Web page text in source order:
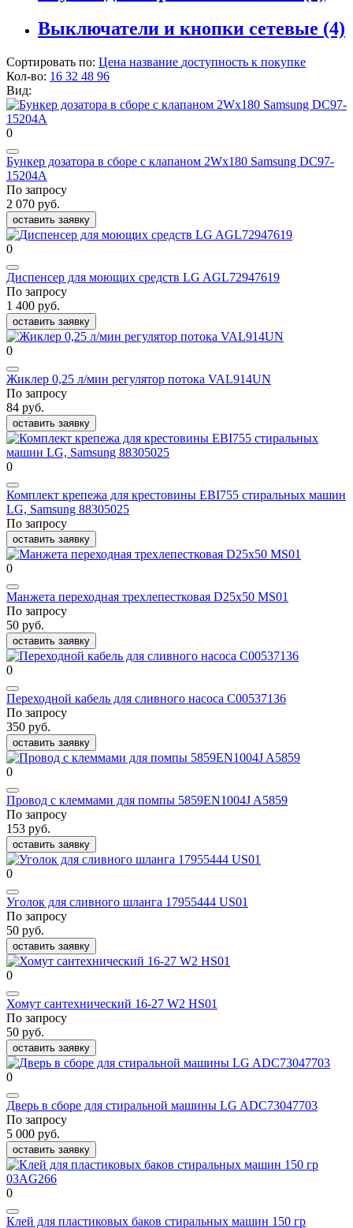
Выключатели и кнопки сетевые (4)
Сортировать по: Цена название доступность к покупке
Кол-во: 16 32 48 96
Вид:
0
Бункер дозатора в сборе с клапаном 2Wx180 Samsung DC97-
15204A
По запросу
2 070 руб.
оставить заявку
0
Диспенсер для моющих средств LG AGL72947619
По запросу
1 400 руб.
оставить заявку
0
Жиклер 0,25 л/мин регулятор потока VAL914UN
По запросу
84 руб.
оставить заявку
0
Комплект крепежа для крестовины EBI755 стиральных машин
LG, Samsung 88305025
По запросу
оставить заявку
0
Манжета переходная трехлепестковая D25х50 MS01
По запросу
50 руб.
оставить заявку
0
Переходной кабель для сливного насоса C00537136
По запросу
350 руб.
оставить заявку
0
Провод с клеммами для помпы 5859EN1004J A5859
По запросу
153 руб.
оставить заявку
0
Уголок для сливного шланга 17955444 US01
По запросу
50 руб.
оставить заявку
0
Хомут сантехнический 16-27 W2 HS01
По запросу
50 руб.
оставить заявку
0
Дверь в сборе для стиральной машины LG ADC73047703
По запросу
5 000 руб.
оставить заявку
0
Клей для пластиковых баков стиральных машин 150 гр